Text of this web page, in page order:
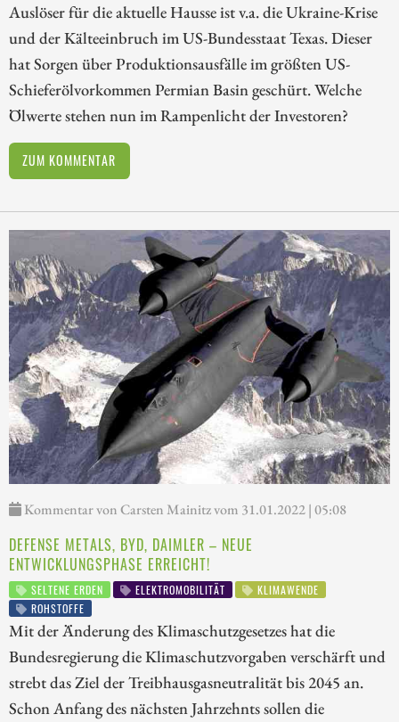
Auslöser für die aktuelle Hausse ist v.a. die Ukraine-Krise
und der Kälteeinbruch im US-Bundesstaat Texas. Dieser
hat Sorgen über Produktionsausfälle im größten US-
Schieferölvorkommen Permian Basin geschürt. Welche
Ölwerte stehen nun im Rampenlicht der Investoren?
ZUM KOMMENTAR
Kommentar von Carsten Mainitz vom 31.01.2022 | 05:08
DEFENSE METALS, BYD, DAIMLER – NEUE
ENTWICKLUNGSPHASE ERREICHT!
SELTENE ERDEN ELEKTROMOBILITÄT
KLIMAWENDE
ROHSTOFFE
Mit der Änderung des Klimaschutzgesetzes hat die
Bundesregierung die Klimaschutzvorgaben verschärft und
strebt das Ziel der Treibhausgasneutralität bis 2045 an.
Schon Anfang des nächsten Jahrzehnts sollen die